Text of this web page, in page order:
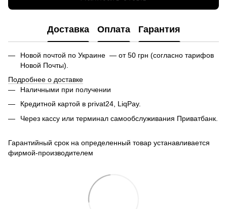
Доставка Оплата Гарантия
Новой почтой по Украине — от 50 грн (согласно тарифов
Новой Почты).
Подробнее о доставке
Наличными при получении
Кредитной картой в privat24, LiqPay.
Через кассу или терминал самообслуживания Приватбанк.
Гарантийный срок на определенный товар устанавливается
фирмой-производителем